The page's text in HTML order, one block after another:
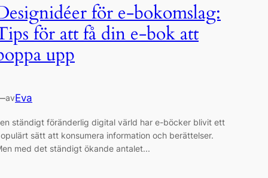
för e-bokomslag:
för att få din e-bok att
upp
avEva
ständigt föränderlig digital värld har e-böcker blivit ett
sätt att konsumera information och berättelser.
med det ständigt ökande antalet...